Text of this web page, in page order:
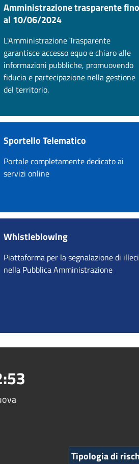
Amministrazione trasparente fino
al 10/06/2024
L'Amministrazione Trasparente
garantisce accesso equo e chiaro alle
informazioni pubbliche, promuovendo
fiducia e partecipazione nella gestione
del territorio.
Sportello Telematico
Portale completamente dedicato ai
servizi online
Whistleblowing
Piattaforma per la segnalazione di
nella Pubblica Amministrazione
Tipologia di